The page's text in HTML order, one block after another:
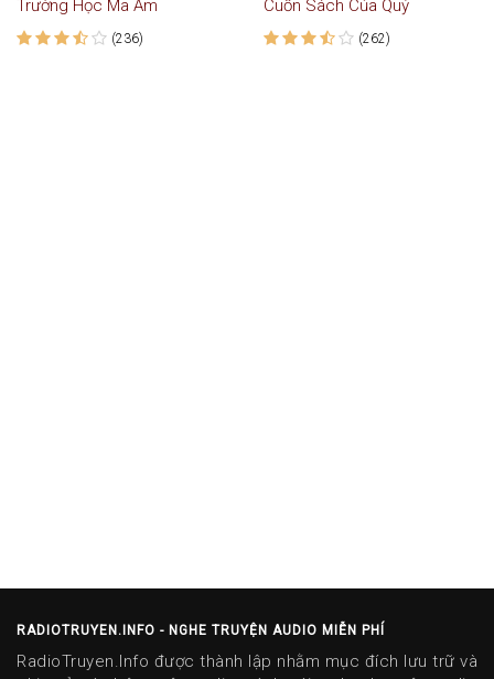
Trường Học Ma Ám
(236)
Cuốn Sách Của Quỷ
(262)
RADIOTRUYEN.INFO - NGHE TRUYỆN AUDIO MIỄN PHÍ
RadioTruyen.Info được thành lập nhằm mục đích lưu trữ và